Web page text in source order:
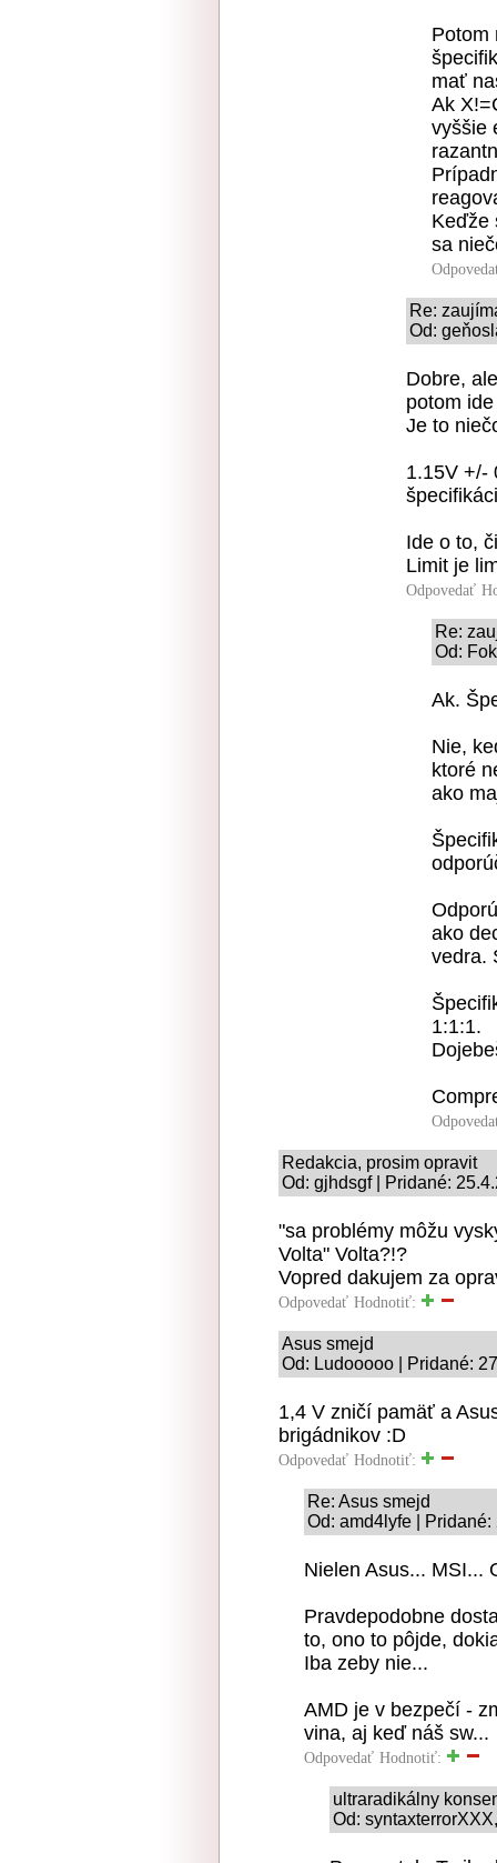
Potom
mať
Ak
vyššie
Keďže
sa
Re:
Od:
Dobre,
potom
Je to
1.15V +/-
Ide o to,
Limit je
Odpovedať
Re:
Od:
Ak.
Nie,
ktoré
ako
ako
vedra.
1:1:1.
Redakcia, prosim opravit
Od: gjhdsgf | Pridané:
"sa problémy môžu
Volta" Volta?!?
Vopred dakujem za
Odpovedať Hodnotiť:
Asus smejd
Od: Ludooooo | Pridané:
1,4 V zničí pamäť a
brigádnikov :D
Odpovedať Hodnotiť:
Re: Asus smejd
Od: amd4lyfe |
Nielen Asus... MSI...
Pravdepodobne
to, ono to pôjde,
Iba zeby nie...
AMD je v bezpečí -
vina, aj keď náš sw...
Odpovedať Hodnotiť:
ultraradikálny
Od: